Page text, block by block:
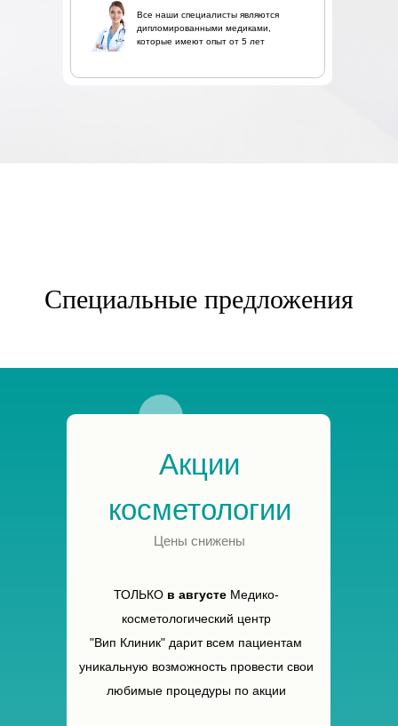
Все наши специалисты являются
дипломированными медиками,
которые имеют опыт от 5 лет
Специальные предложения
Акции
косметологии
ТОЛЬКОв августе Медико-
косметологический центр
"Вип Клиник" дарит всем пациентам
уникальную возможность провести свои
любимые процедуры по акции
Цены снижены